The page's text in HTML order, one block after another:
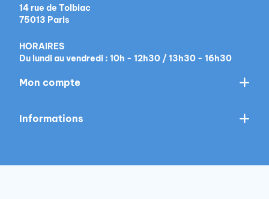
14 rue de Tolbiac
75013 Paris
HORAIRES
Du lundi au vendredi : 10h - 12h30 / 13h30 - 16h30
Mon compte
Informations